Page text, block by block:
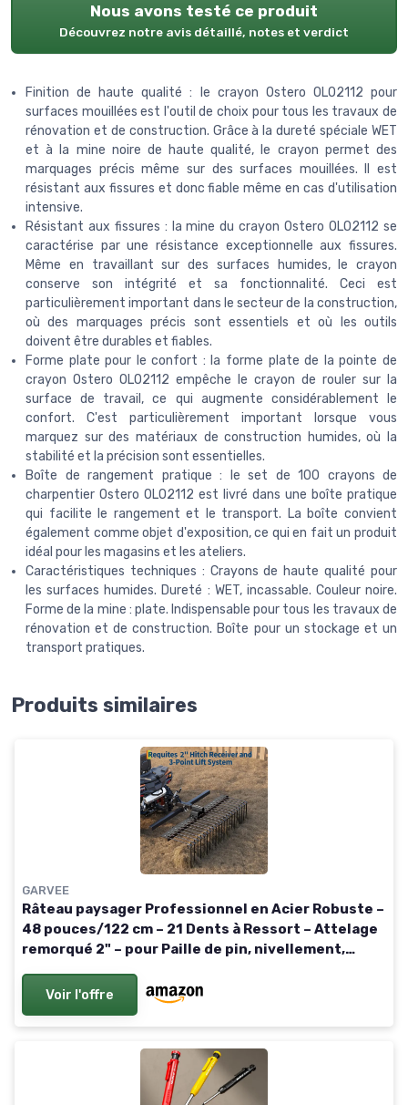
Nous avons testé ce produit
Découvrez notre avis détaillé, notes et verdict
Finition de haute qualité : le crayon Ostero OLO2112 pour
surfaces mouillées est l'outil de choix pour tous les travaux de
rénovation et de construction. Grâce à la dureté spéciale WET
et à la mine noire de haute qualité, le crayon permet des
marquages précis même sur des surfaces mouillées. Il est
résistant aux fissures et donc fiable même en cas d'utilisation
intensive.
Résistant aux fissures : la mine du crayon Ostero OLO2112 se
caractérise par une résistance exceptionnelle aux fissures.
Même en travaillant sur des surfaces humides, le crayon
conserve son intégrité et sa fonctionnalité. Ceci est
particulièrement important dans le secteur de la construction,
où des marquages précis sont essentiels et où les outils
doivent être durables et fiables.
Forme plate pour le confort : la forme plate de la pointe de
crayon Ostero OLO2112 empêche le crayon de rouler sur la
surface de travail, ce qui augmente considérablement le
confort. C'est particulièrement important lorsque vous
marquez sur des matériaux de construction humides, où la
stabilité et la précision sont essentielles.
Boîte de rangement pratique : le set de 100 crayons de
charpentier Ostero OLO2112 est livré dans une boîte pratique
qui facilite le rangement et le transport. La boîte convient
également comme objet d'exposition, ce qui en fait un produit
idéal pour les magasins et les ateliers.
Caractéristiques techniques : Crayons de haute qualité pour
les surfaces humides. Dureté : WET, incassable. Couleur noire.
Forme de la mine : plate. Indispensable pour tous les travaux de
rénovation et de construction. Boîte pour un stockage et un
transport pratiques.
Produits similaires
GARVEE
Râteau paysager Professionnel en Acier Robuste –
48 pouces/122 cm – 21 Dents à Ressort – Attelage
remorqué 2" – pour Paille de pin, nivellement,
Voir l'offre